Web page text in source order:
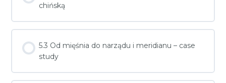
chińską
5.3 Od mięśnia do narządu i meridianu – case
study